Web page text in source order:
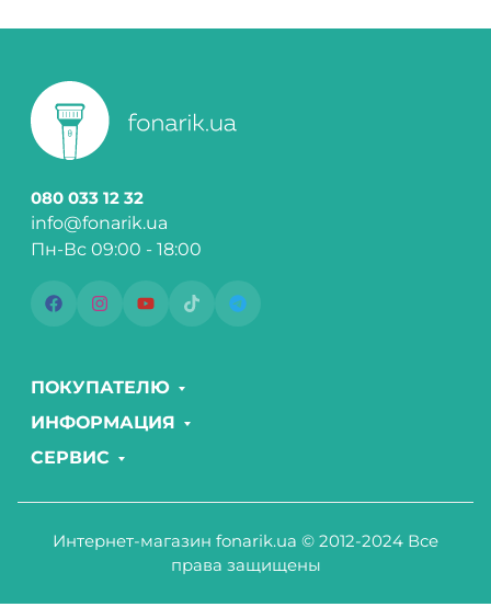
080 033 12 32
info@fonarik.ua
Пн-Вс 09:00 - 18:00
ПОКУПАТЕЛЮ
ИНФОРМАЦИЯ
СЕРВИС
Интернет-магазин fonarik.ua © 2012-2024 Все
права защищены